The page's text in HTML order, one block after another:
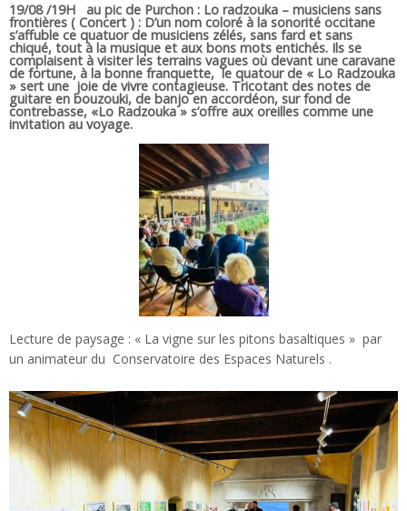
19/08 /19H au pic de Purchon : Lo radzouka – musiciens sans
frontières ( Concert ) : D’un nom coloré à la sonorité occitane
s’affuble ce quatuor de musiciens zélés, sans fard et sans
chiqué, tout à la musique et aux bons mots entichés. Ils se
complaisent à visiter les terrains vagues où devant une caravane
de fortune, à la bonne franquette, le quatour de « Lo Radzouka
» sert une joie de vivre contagieuse. Tricotant des notes de
guitare en bouzouki, de banjo en accordéon, sur fond de
contrebasse, «Lo Radzouka » s’offre aux oreilles comme une
invitation au voyage.
Lecture de paysage : « La vigne sur les pitons basaltiques » par
un animateur du Conservatoire des Espaces Naturels .